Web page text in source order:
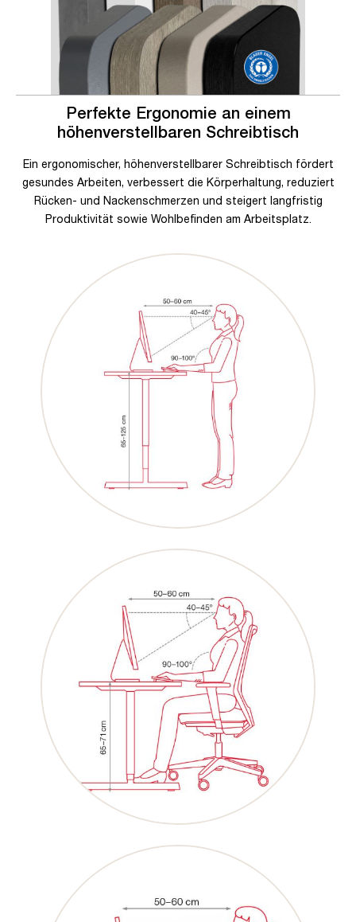
Perfekte Ergonomie an einem
höhenverstellbaren Schreibtisch
Ein ergonomischer, höhenverstellbarer Schreibtisch fördert
gesundes Arbeiten, verbessert die Körperhaltung, reduziert
Rücken- und Nackenschmerzen und steigert langfristig
Produktivität sowie Wohlbefinden am Arbeitsplatz.